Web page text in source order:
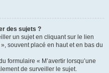
des sujets ?
un sujet en cliquant sur le lien
souvent placé en haut et en bas du
formulaire « M’avertir lorsqu’une
de surveiller le sujet.